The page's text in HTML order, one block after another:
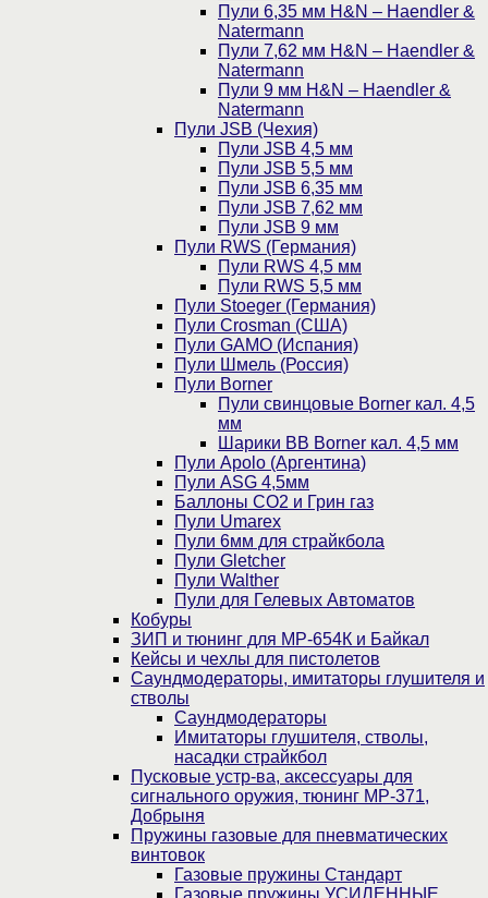
Пули 6,35 мм H&N – Haendler &
Natermann
Пули 7,62 мм H&N – Haendler &
Natermann
Пули 9 мм H&N – Haendler &
Natermann
Пули JSB (Чехия)
Пули JSB 4,5 мм
Пули JSB 5,5 мм
Пули JSB 6,35 мм
Пули JSB 7,62 мм
Пули JSB 9 мм
Пули RWS (Германия)
Пули RWS 4,5 мм
Пули RWS 5,5 мм
Пули Stoeger (Германия)
Пули Crosman (США)
Пули GAMO (Испания)
Пули Шмель (Россия)
Пули Borner
Пули свинцовые Borner кал. 4,5
мм
Шарики BB Borner кал. 4,5 мм
Пули Apolo (Аргентина)
Пули ASG 4,5мм
Баллоны CO2 и Грин газ
Пули Umarex
Пули 6мм для страйкбола
Пули Gletcher
Пули Walther
Пули для Гелевых Автоматов
Кобуры
ЗИП и тюнинг для МР-654К и Байкал
Кейсы и чехлы для пистолетов
Саундмодераторы, имитаторы глушителя и
стволы
Саундмодераторы
Имитаторы глушителя, стволы,
насадки страйкбол
Пусковые устр-ва, аксессуары для
сигнального оружия, тюнинг МР-371,
Добрыня
Пружины газовые для пневматических
винтовок
Газовые пружины Стандарт